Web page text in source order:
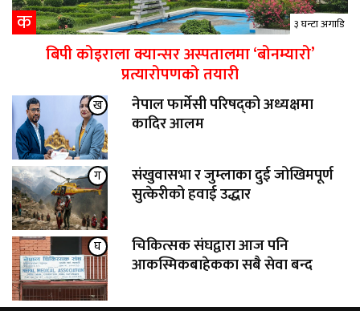
क ३ घन्टा अगाडि
बिपी कोइराला क्यान्सर अस्पतालमा ‘बोनम्यारो’
प्रत्यारोपणको तयारी
ख नेपाल फार्मेसी परिषद्को अध्यक्षमा
कादिर आलम
ग संखुवासभा र जुम्लाका दुई जोखिमपूर्ण
सुत्केरीको हवाई उद्धार
घ चिकित्सक संघद्वारा आज पनि
आकस्मिकबाहेकका सबै सेवा बन्द